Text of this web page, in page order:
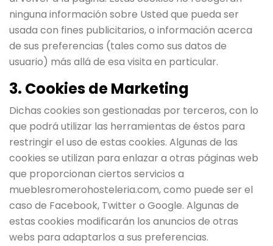
ninguna información sobre Usted que pueda ser
usada con fines publicitarios, o información acerca
de sus preferencias (tales como sus datos de
usuario) más allá de esa visita en particular.
3. Cookies de Marketing
Dichas cookies son gestionadas por terceros, con lo
que podrá utilizar las herramientas de éstos para
restringir el uso de estas cookies. Algunas de las
cookies se utilizan para enlazar a otras páginas web
que proporcionan ciertos servicios a
mueblesromerohosteleria.com, como puede ser el
caso de Facebook, Twitter o Google. Algunas de
estas cookies modificarán los anuncios de otras
webs para adaptarlos a sus preferencias.